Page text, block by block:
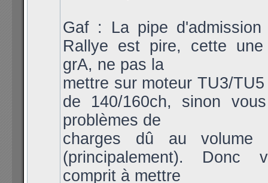
Gaf : La pipe
Rallye est pire, cette
grA, ne pas la
mettre sur moteur TU3/
de 140/160ch, sinon
problèmes de
charges dû au volume
(principalement). Donc
comprit à mettre